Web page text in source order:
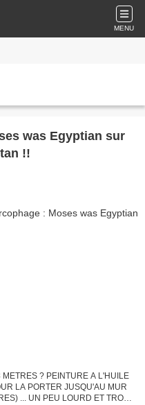
MENU
was Egyptian sur
!!
? PEINTURE A L'HUILE
LA PORTER JUSQU'AU MUR
... UN PEU LOURD ET TROP